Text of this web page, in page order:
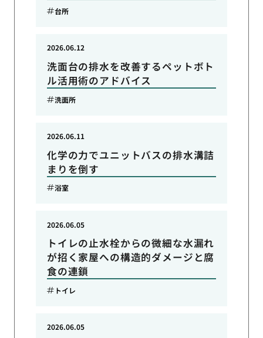
台所
洗面台の排水を改善するペットボト
ル活用術のアドバイス
2026.06.12
洗面所
化学の力でユニットバスの排水溝詰
まりを倒す
2026.06.11
浴室
トイレの止水栓からの微細な水漏れ
が招く家屋への構造的ダメージと腐
食の連鎖
2026.06.05
トイレ
2026.06.05